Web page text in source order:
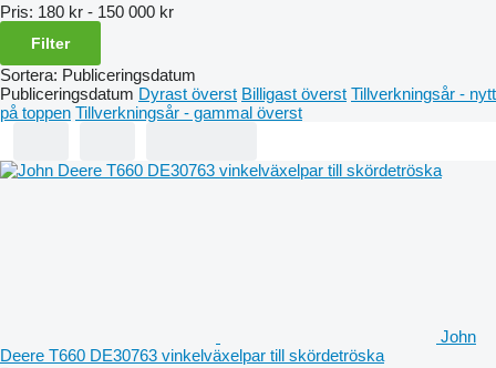
Pris: 180 kr - 150 000 kr
Filter
Sortera: Publiceringsdatum
Publiceringsdatum Dyrast överst Billigast överst Tillverkningsår - nytt
på toppen Tillverkningsår - gammal överst
John
Deere T660 DE30763 vinkelväxelpar till skördetröska